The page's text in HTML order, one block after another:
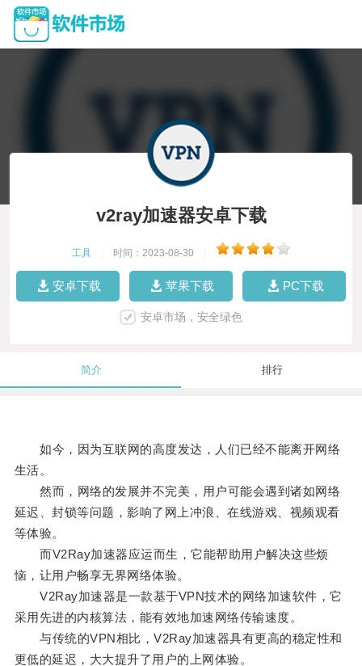
v2ray加速器安卓下载
工具 时间：2023-08-30
安卓下载 苹果下载 PC下载
安卓市场，安全绿色
简介 排行
如今，因为互联网的高度发达，人们已经不能离开网络
生活。
然而，网络的发展并不完美，用户可能会遇到诸如网络
延迟、封锁等问题，影响了网上冲浪、在线游戏、视频观看
等体验。
而V2Ray加速器应运而生，它能帮助用户解决这些烦
恼，让用户畅享无界网络体验。
V2Ray加速器是一款基于VPN技术的网络加速软件，它
采用先进的内核算法，能有效地加速网络传输速度。
与传统的VPN相比，V2Ray加速器具有更高的稳定性和
更低的延迟，大大提升了用户的上网体验。